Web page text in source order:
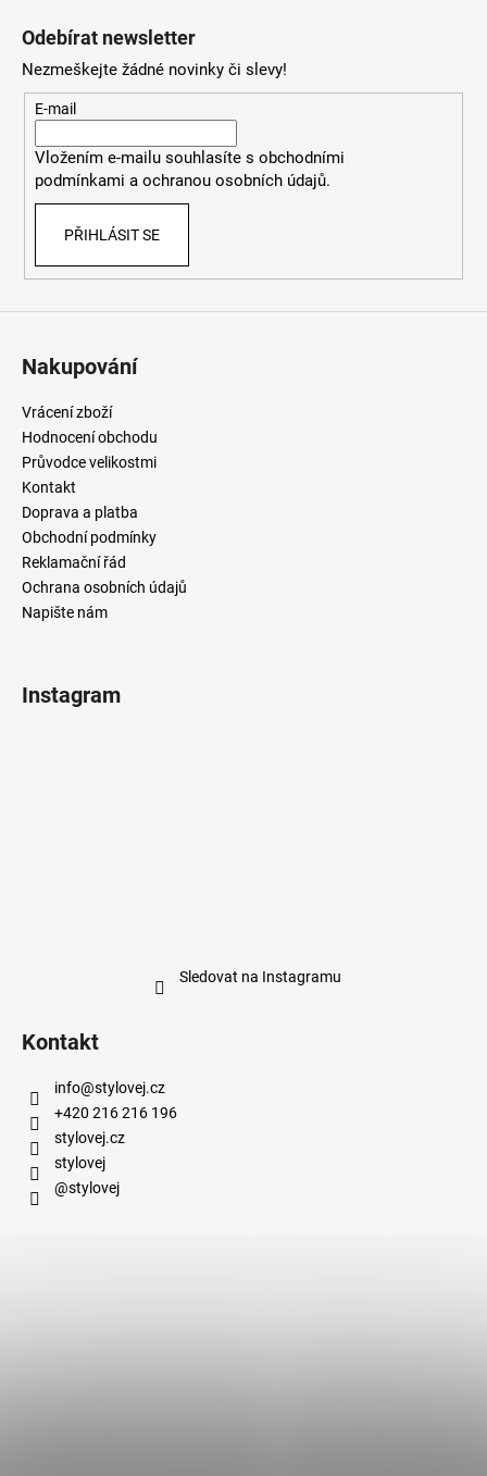
Odebírat newsletter
Nezmeškejte žádné novinky či slevy!
E-mail
Vložením e-mailu souhlasítes obchodními
podmínkami a ochranou osobních údajů.
PŘIHLÁSIT SE
Nakupování
Vrácení zboží
Hodnocení obchodu
Průvodce velikostmi
Kontakt
Doprava a platba
Obchodní podmínky
Reklamační řád
Ochrana osobních údajů
Napište nám
Instagram
Sledovat na Instagramu
Kontakt
info@stylovej.cz
+420 216 216 196
stylovej.cz
stylovej
@stylovej